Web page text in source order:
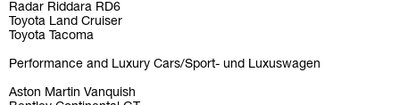
Radar Riddara RD6
Toyota Land Cruiser
Toyota Tacoma
Performance and Luxury Cars/Sport- und Luxuswagen
Aston Martin Vanquish